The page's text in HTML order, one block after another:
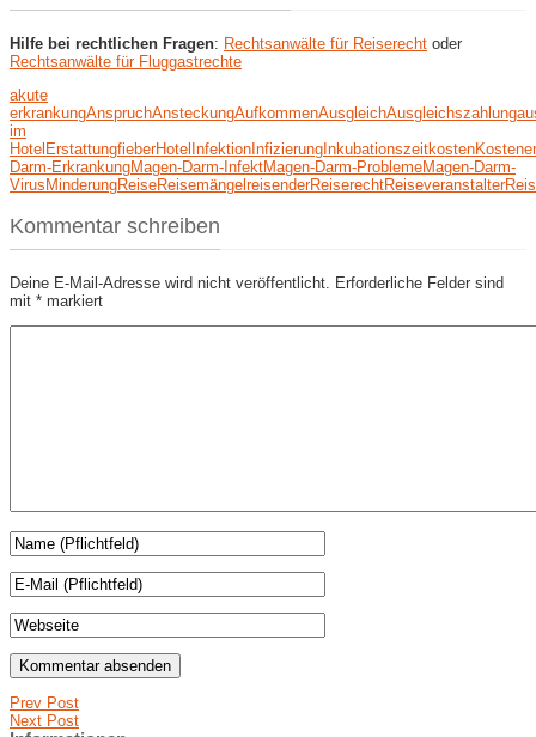
Hilfe bei rechtlichen Fragen: Rechtsanwälte für Reiserecht oder
Rechtsanwälte für Fluggastrechte
akute
erkrankungAnspruchAnsteckungAufkommenAusgleichAusgleichszahlung
im
HotelErstattungfieberHotelInfektionInfizierungInkubationszeitkosten
Darm-ErkrankungMagen-Darm-InfektMagen-Darm-ProblemeMagen-Darm-
VirusMinderungReiseReisemängelreisenderReiserechtReiseveranstalter
Kommentar schreiben
Deine E-Mail-Adresse wird nicht veröffentlicht. Erforderliche Felder sind
mit * markiert
Prev Post
Next Post